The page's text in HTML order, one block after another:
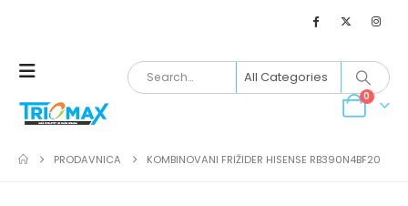
0
PRODAVNICA KOMBINOVANI FRIŽIDER HISENSE RB390N4BF20